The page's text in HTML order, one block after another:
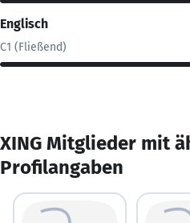
Englisch
C1 (Fließend)
XING Mitglieder mit
Profilangaben